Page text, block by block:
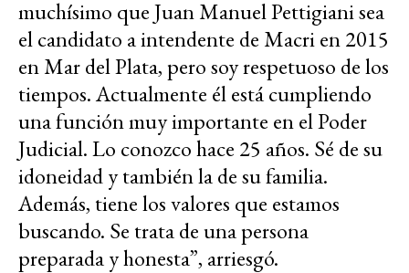
muchísimo que Juan Manuel Pettigiani sea
el candidato a intendente de Macri en 2015
en Mar del Plata, pero soy respetuoso de los
tiempos. Actualmente él está cumpliendo
una función muy importante en el Poder
Judicial. Lo conozco hace 25 años. Sé de su
idoneidad y también la de su familia.
Además, tiene los valores que estamos
buscando. Se trata de una persona
preparada y honesta”, arriesgó.